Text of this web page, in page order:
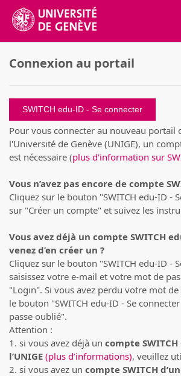
Connexion au portail
SWITCH edu-ID
Pour vous connecter au nouveau portail
l'Université de Genève (UNIGE), un
est nécessaire (plus d'information sur
Vous n’avez pas encore de compte
Cliquez sur le bouton "SWITCH edu-ID -
sur "Créer un compte" et suivez les
Vous avez déjà un compte SWITCH
venez d’en créer un ?
Cliquez sur le bouton "SWITCH edu-ID -
saisissez votre e-mail et votre mot de
"Login". Si vous avez perdu votre mot de
le bouton "SWITCH edu-ID - Se
passe oublié".
Attention :
1. si vous avez déjà un compte
l’UNIGE (plus d’informations), veuillez
2. si vous avez un compte SWITCH